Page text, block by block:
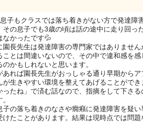
子もクラスでは落ち着きがない方で発達障
その息子でも3歳の頃は話の途中に走り回っ
なかったです💦
園長先生は発達障害の専門家ではありません
ことは間違いないので、その中で違和感を
のかもしれないと思います。
あれば園長先生がおっしゃる通り早期から
が生きやすい環境を整えてあげることがで
ったね」で済む話なので、指摘をして下さ
子の落ち着きのなさや癇癪に発達障害を疑
けたことがあります。結果は現時点では問